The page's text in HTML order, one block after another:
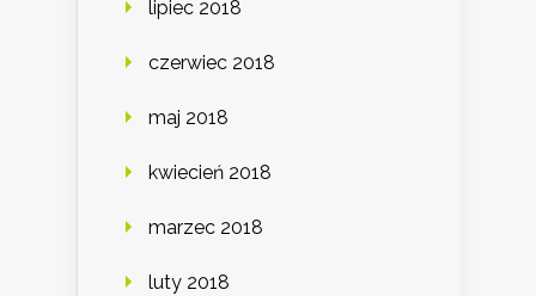
lipiec 2018
czerwiec 2018
maj 2018
kwiecień 2018
marzec 2018
luty 2018